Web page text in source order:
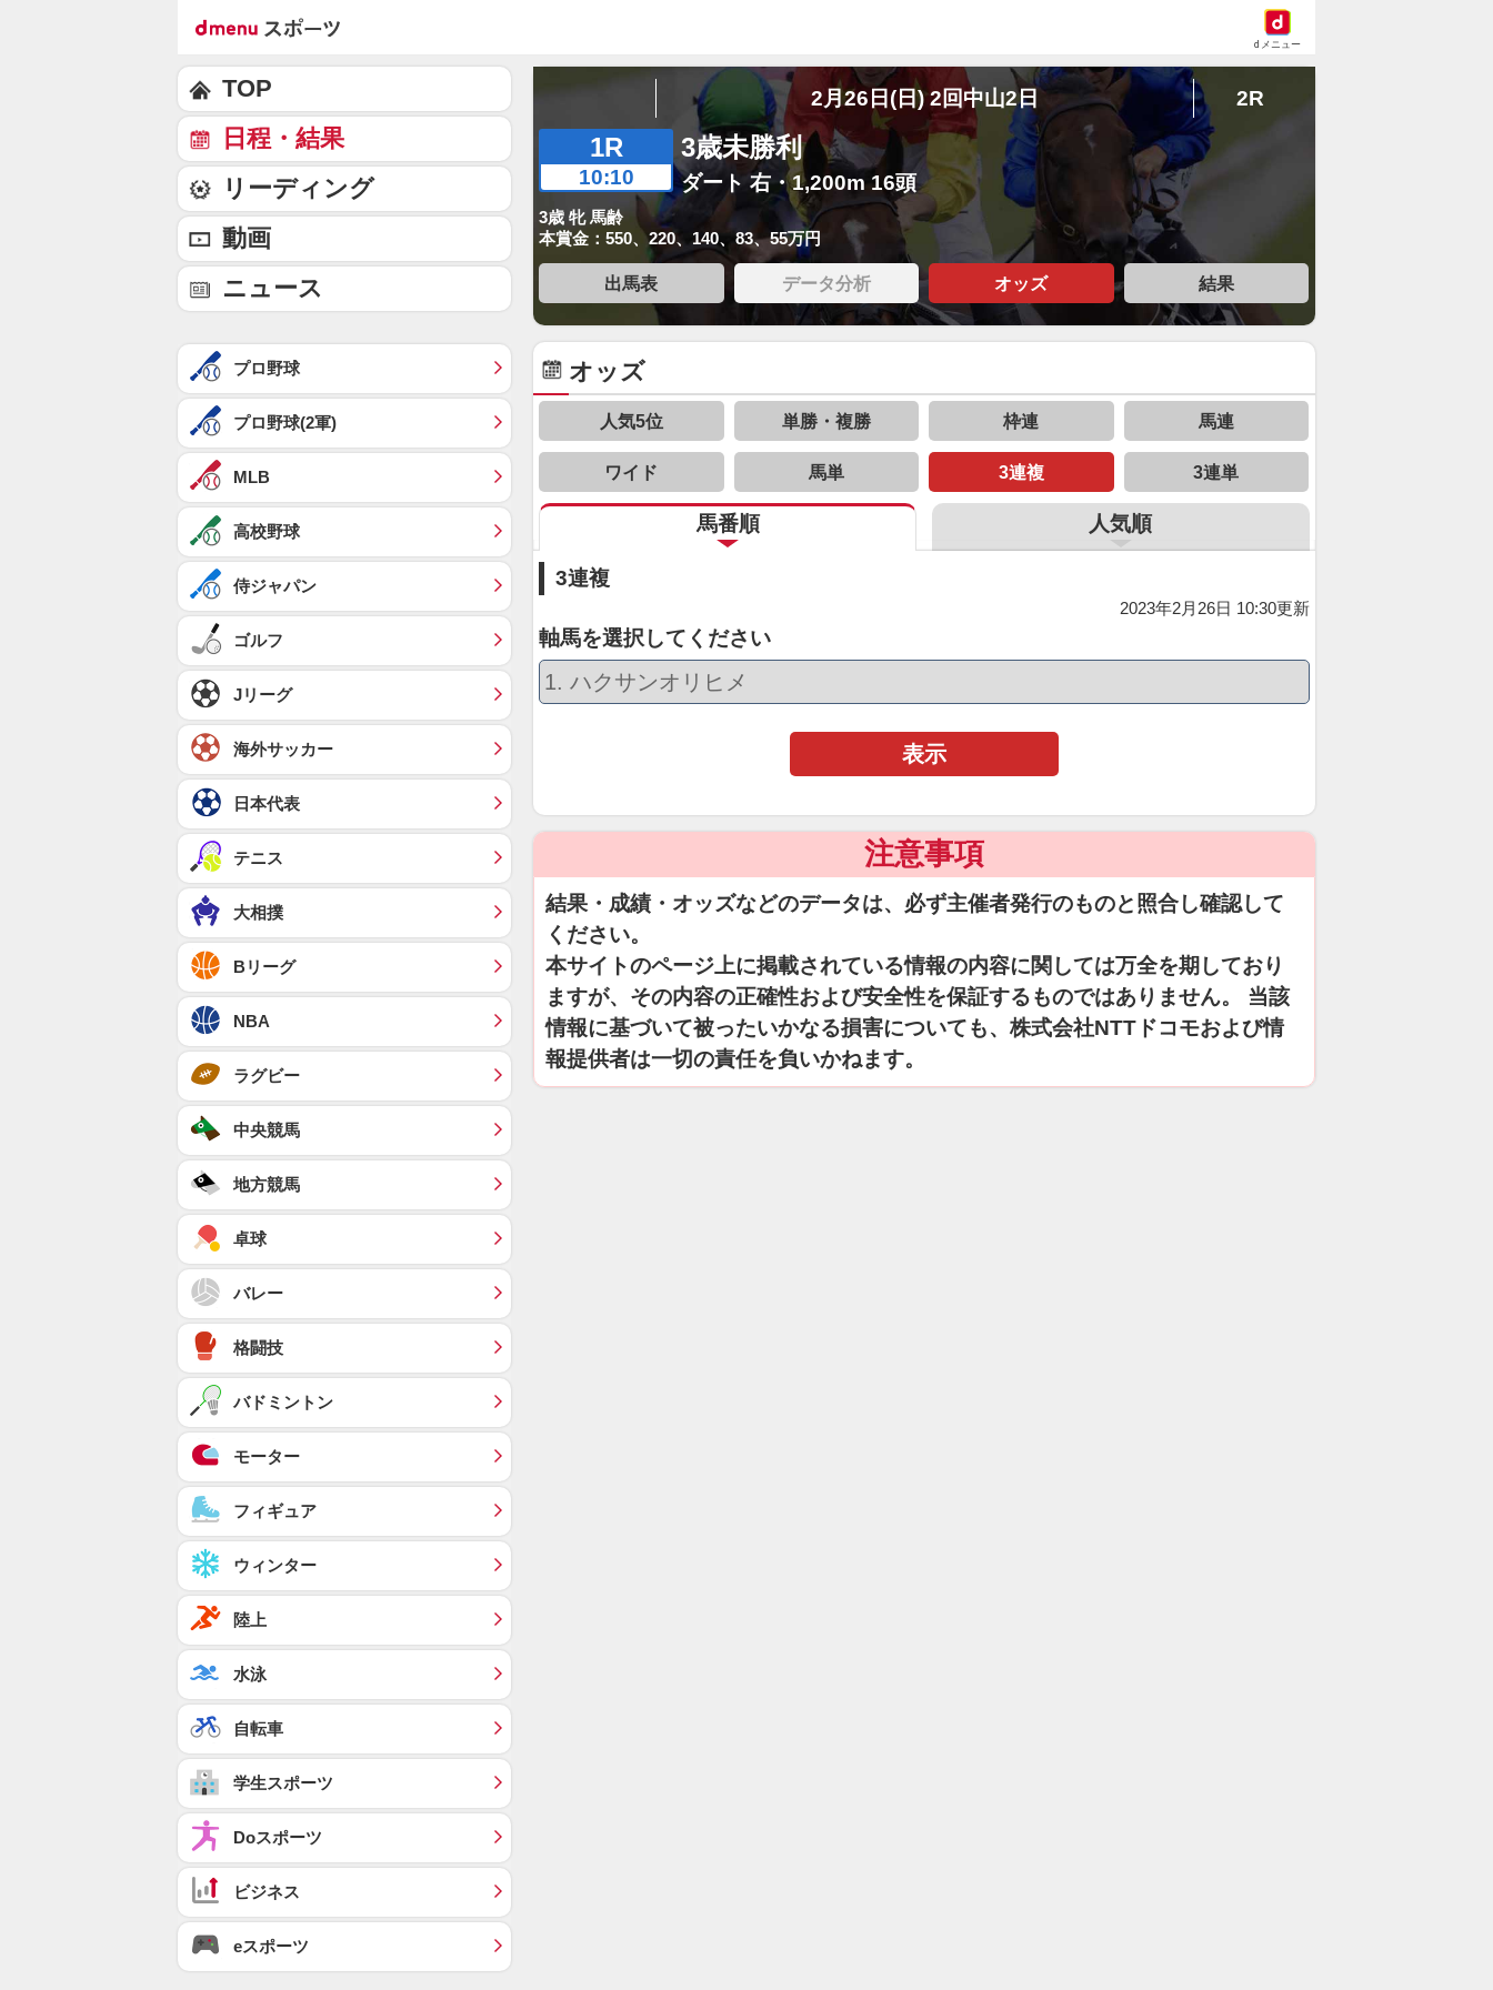
dメニュー
2月26日(日) 2回中山2日 2R
1R
10:10
3歳未勝利
ダート 右・1,200m 16頭
3歳 牝 馬齢
本賞金：550、220、140、83、55万円
出馬表 データ分析 オッズ 結果
オッズ
人気5位 単勝・複勝 枠連 馬連
ワイド 馬単 3連複 3連単
馬番順 人気順
3連複
2023年2月26日 10:30更新
軸馬を選択してください
表示
注意事項
結果・成績・オッズなどのデータは、必ず主催者発行のものと照合し確認して
ください。
本サイトのページ上に掲載されている情報の内容に関しては万全を期しており
ますが、その内容の正確性および安全性を保証するものではありません。 当該
情報に基づいて被ったいかなる損害についても、株式会社NTTドコモおよび情
報提供者は一切の責任を負いかねます。
TOP
日程・結果
リーディング
動画
ニュース
プロ野球
プロ野球(2軍)
MLB
高校野球
侍ジャパン
ゴルフ
Jリーグ
海外サッカー
日本代表
テニス
大相撲
Bリーグ
NBA
ラグビー
中央競馬
地方競馬
卓球
バレー
格闘技
バドミントン
モーター
フィギュア
ウィンター
陸上
水泳
自転車
学生スポーツ
Doスポーツ
ビジネス
eスポーツ